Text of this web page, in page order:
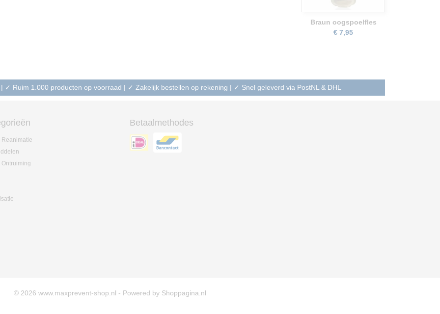
Braun oogspoelfles
€ 7,95
✓ Ruim 1.000 producten op voorraad | ✓ Zakelijk bestellen op rekening | ✓ Snel geleverd via PostNL & DHL
Reanimatie
Ontruiming
Betaalmethodes
© 2026 www.maxprevent-shop.nl - Powered by Shoppagina.nl